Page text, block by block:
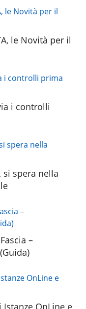
le Novità per il
i controlli
si spera nella
–
Istanze OnLine e